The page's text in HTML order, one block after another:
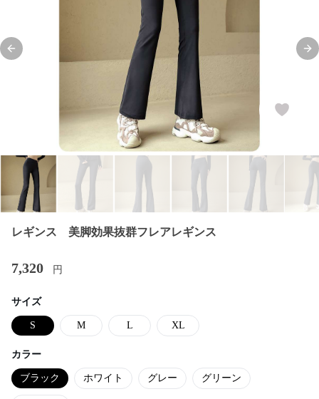
Previous slide
レギンス 美脚効果抜群フレアレギンス
7,320 円
サイズ
S M L XL
カラー
ブラック ホワイト グレー グリーン